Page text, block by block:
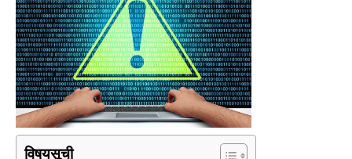
विषयसूची